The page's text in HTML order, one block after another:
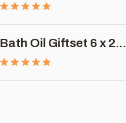
Bath Oil Giftset 6 x 2...